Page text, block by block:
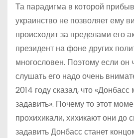
Та парадигма в которой
украинство не позволяет ему
происходит за пределами его
президент на фоне других
многословен. Поэтому если он
слушать его надо очень
2014 году сказал, что
задавить». Почему то этот
прохихикали, хихикают они до
задавить Донбасс станет